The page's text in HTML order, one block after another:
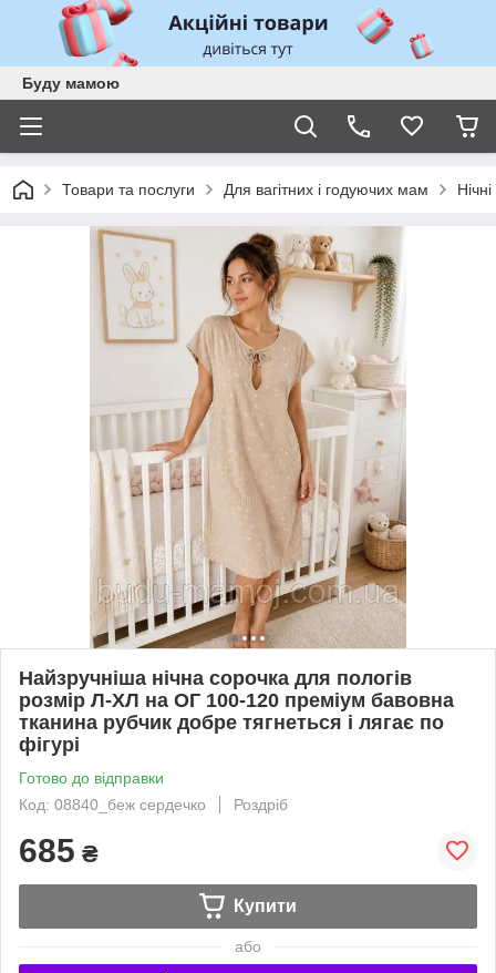
Буду мамою
Товари та послуги Для вагітних і годуючих мам
Найзручніша нічна сорочка для пологів
розмір Л-ХЛ на ОГ 100-120 преміум бавовна
тканина рубчик добре тягнеться і лягає по
фігурі
Готово до відправки
Код: 08840_беж сердечко
Роздріб
685 ₴
Купити
або